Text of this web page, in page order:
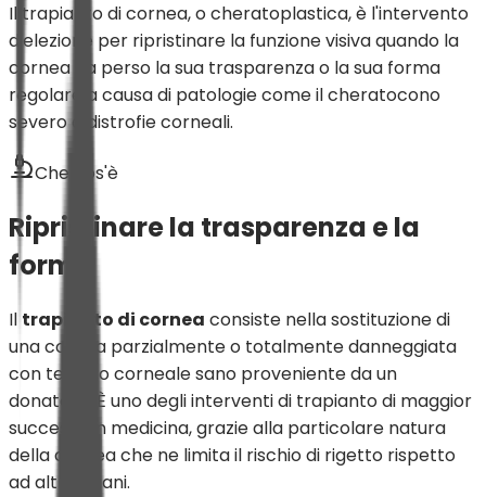
Il trapianto di cornea, o cheratoplastica, è l'intervento
d'elezione per ripristinare la funzione visiva quando la
cornea ha perso la sua trasparenza o la sua forma
regolare a causa di patologie come il cheratocono
severo o distrofie corneali.
Che cos'è
Ripristinare la trasparenza e la
forma
Il trapianto di cornea consiste nella sostituzione di
una cornea parzialmente o totalmente danneggiata
con tessuto corneale sano proveniente da un
donatore. È uno degli interventi di trapianto di maggior
successo in medicina, grazie alla particolare natura
della cornea che ne limita il rischio di rigetto rispetto
ad altri organi.